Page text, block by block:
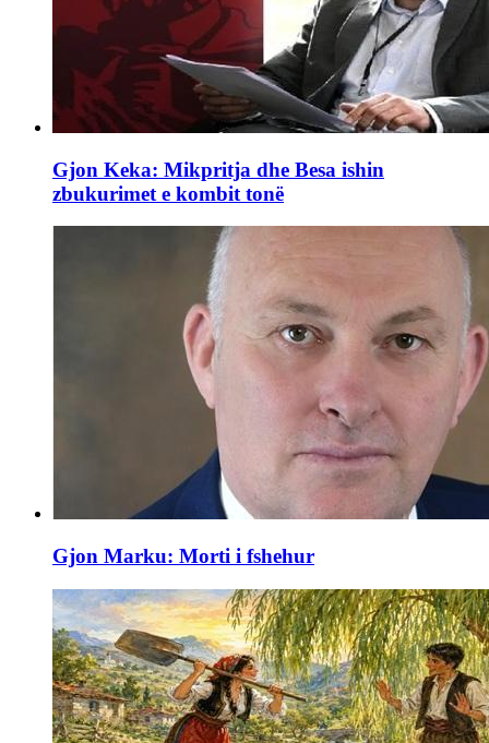
Gjon Keka: Mikpritja dhe Besa ishin
zbukurimet e kombit tonë
Gjon Marku: Morti i fshehur